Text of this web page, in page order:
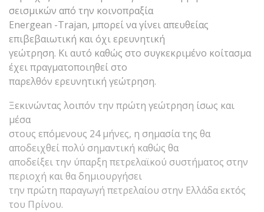
σεισμικών από την κοινοπραξία
Energean -Trajan, μπορεί να γίνει απευθείας
επιβεβαιωτική και όχι ερευνητική
γεώτρηση. Κι αυτό καθώς στο συγκεκριμένο κοίτασμα
έχει πραγματοποιηθεί στο
παρελθόν ερευνητική γεώτρηση.
Ξεκινώντας λοιπόν την πρώτη γεώτρηση ίσως και
μέσα
στους επόμενους 24 μήνες, η σημασία της θα
αποδειχθεί πολύ σημαντική καθώς θα
αποδείξει την ύπαρξη πετρελαϊκού συστήματος στην
περιοχή και θα δημιουργήσει
την πρώτη παραγωγή πετρελαίου στην Ελλάδα εκτός
του Πρίνου.